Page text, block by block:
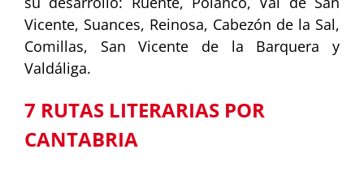
Vicente, Suances, Reinosa, Cabezón de la Sal,
Comillas, San Vicente de la Barquera y
Valdáliga.
7 RUTAS LITERARIAS POR
CANTABRIA